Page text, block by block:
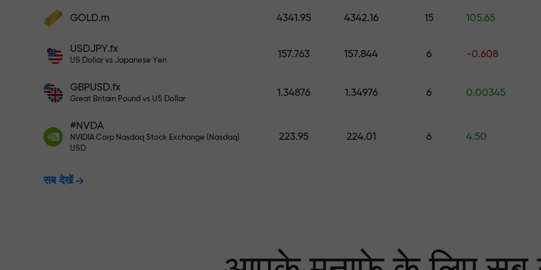
फंड्स डिपॉज़िट करें और अपने डिपॉज़िट से 1,000 गुना
डिपॉज़िट, उतना बड़ा मल्टिप्लायर।
अपने खाते में $333 जमा करें — और $1,500 तक का उपहार चुनें
रिस्क-फ्री ट्रेडिंग — हम आपके लाभ की गारंटी
X1000 तक बोनस — मार्केट में सबसे बड़ा
GOLD.m 4341.95 4342.16 15 105.65
USDJPY.fx
US Dollar vs Japanese Yen
157.763 157.844 6 -0.608
GBPUSD.fx
Great Britain Pound vs US Dollar
1.34876 1.34976 6 0.00345
#NVDA
NVIDIA Corp Nasdaq Stock Exchange (Nasdaq)
USD
223.95 224.01 6 4.50
सब देखें